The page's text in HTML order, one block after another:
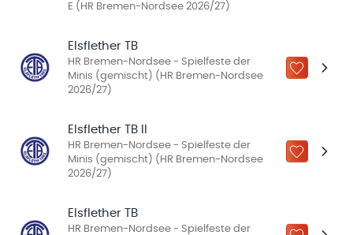
E (HR Bremen-Nordsee 2026/27)
Elsflether TB
HR Bremen-Nordsee - Spielfeste der
Minis (gemischt) (HR Bremen-Nordsee
2026/27)
ZU „MEINE
Elsflether TB II
HR Bremen-Nordsee - Spielfeste der
Minis (gemischt) (HR Bremen-Nordsee
2026/27)
ZU „MEINE
Elsflether TB
HR Bremen-Nordsee - Spielfeste der